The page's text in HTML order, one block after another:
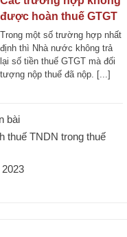
được hoàn thuế GTGT
Trong một số trường hợp nhất
định thì Nhà nước không trả
lại số tiền thuế GTGT mà đối
tượng nộp thuế đã nộp. [...]
bài
thuế TNDN trong thuế